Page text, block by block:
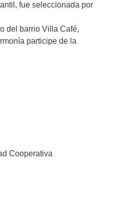
fue seleccionada por
del barrio Villa Café,
participe de la
Cooperativa